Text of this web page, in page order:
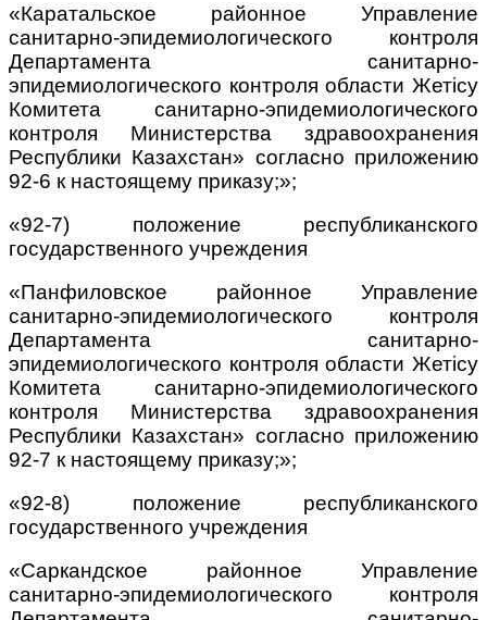
«Каратальское районное Управление
санитарно-эпидемиологического контроля
Департамента санитарно-
эпидемиологического контроля области Жетісу
Комитета санитарно-эпидемиологического
контроля Министерства здравоохранения
Республики Казахстан» согласно приложению
92-6 к настоящему приказу;»;
«92-7) положение республиканского
государственного учреждения
«Панфиловское районное Управление
санитарно-эпидемиологического контроля
Департамента санитарно-
эпидемиологического контроля области Жетісу
Комитета санитарно-эпидемиологического
контроля Министерства здравоохранения
Республики Казахстан» согласно приложению
92-7 к настоящему приказу;»;
«92-8) положение республиканского
государственного учреждения
«Саркандское районное Управление
санитарно-эпидемиологического контроля